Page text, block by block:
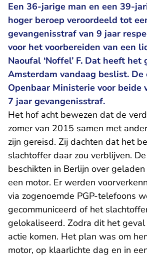
Een 36-jarige man en een 39-
hoger beroep veroordeeld tot
gevangenisstraf van 9 jaar
voor het voorbereiden van een
Naoufal ‘Noffel’ F. Dat heeft
Amsterdam vandaag beslist. De
Openbaar Ministerie voor beide
7 jaar gevangenisstraf.
Het hof acht bewezen dat de
zomer van 2015 samen met
zijn gereisd. Zij dachten dat het
slachtoffer daar zou verblijven.
beschikten in Berlijn over
een motor. Er werden
via zogenoemde PGP-telefoons
gecommuniceerd of het
gelokaliseerd. Zodra dit het geval
actie komen. Het plan was om
motor, op klaarlichte dag en in